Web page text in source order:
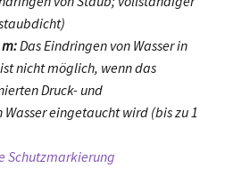
Das Eindringen von Wasser in
nicht möglich, wenn das
Druck- und
eingetaucht wird (bis zu 1
Schutzmarkierung